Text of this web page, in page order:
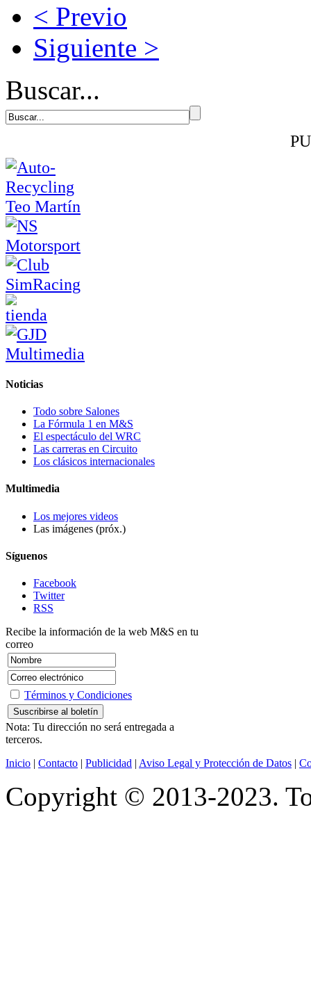
< Previo
Siguiente >
Buscar...
Noticias
Todo sobre Salones
La Fórmula 1 en M&S
El espectáculo del WRC
Las carreras en Circuito
Los clásicos internacionales
Multimedia
Los mejores videos
Las imágenes (próx.)
Síguenos
Facebook
Twitter
RSS
Recibe la información de la web M&S en tu
correo
Términos y Condiciones
Nota: Tu dirección no será entregada a
terceros.
Inicio | Contacto | Publicidad | Aviso Legal y Protección de Datos |
Copyright © 2013-2023.